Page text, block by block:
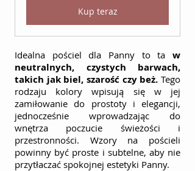
Kup teraz
Idealna pościel dla Panny to ta w
neutralnych, czystych barwach,
takich jak biel, szarość czy beż. Tego
rodzaju kolory wpisują się w jej
zamiłowanie do prostoty i elegancji,
jednocześnie wprowadzając do
wnętrza poczucie świeżości i
przestronności. Wzory na pościeli
powinny być proste i subtelne, aby nie
przytłaczać spokojnej estetyki Panny.